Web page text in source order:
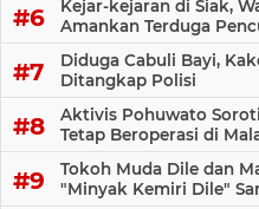
Kejar-kejaran di Siak,
Amankan Terduga
Diduga Cabuli Bayi,
Ditangkap Polisi
Aktivis Pohuwato
Tetap Beroperasi di
Tokoh Muda Dile dan
"Minyak Kemiri Dile"